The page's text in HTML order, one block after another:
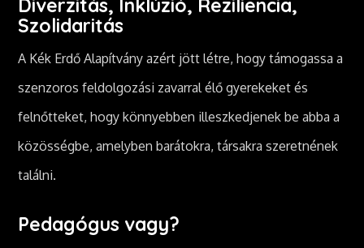
Diverzitás, Inklúzió, Reziliencia,
Szolidaritás
A Kék Erdő Alapítvány azért jött létre, hogy támogassa a
szenzoros feldolgozási zavarral élő gyerekeket és
felnőtteket, hogy könnyebben illeszkedjenek be abba a
közösségbe, amelyben barátokra, társakra szeretnének
találni.
Pedagógus vagy?